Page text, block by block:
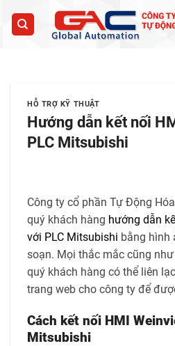
HỖ TRỢ KỸ THUẬT
Hướng dẫn kết nối
PLC Mitsubishi
Công ty cổ phần Tự Động
quý khách hàng hướng dẫn
với PLC Mitsubishi bằng hình
soạn. Mọi thắc mắc cũng
quý khách hàng có thể liên
trang web cho công ty để
Cách kết nối HMI
Mitsubishi